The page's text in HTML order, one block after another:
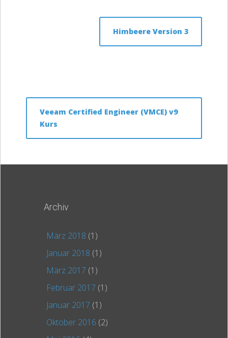
Himbeere Version 3
Veeam Certified Engineer (VMCE) v9
Kurs
Archiv
März 2018 (1)
Januar 2018 (1)
März 2017 (1)
Februar 2017 (1)
Januar 2017 (1)
Oktober 2016 (2)